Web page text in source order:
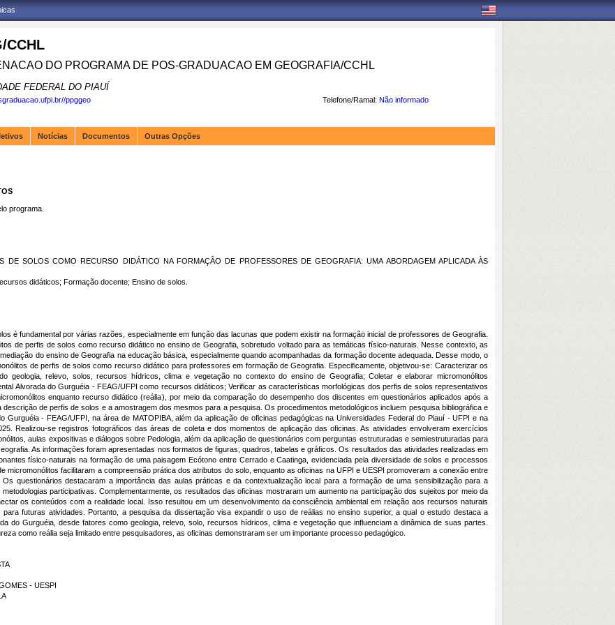
CCHL
DO PROGRAMA DE POS-GRADUACAO EM GEOGRAFIA/CCHL
FEDERAL DO PIAUÍ
Telefone/Ramal: Não informado
ppggeo
Notícias Documentos Outras Opções
programa.
DE SOLOS COMO RECURSO DIDÁTICO NA FORMAÇÃO DE PROFESSORES DE GEOGRAFIA: UMA ABORDAGEM APLICADA ÀS
didáticos; Formação docente; Ensino de solos.
é fundamental por várias razões, especialmente em função das lacunas que podem existir na formação inicial de professores de Geografia.
de perfis de solos como recurso didático no ensino de Geografia, sobretudo voltado para as temáticas físico-naturais. Nesse contexto, as
do ensino de Geografia na educação básica, especialmente quando acompanhadas da formação docente adequada. Desse modo, o
de perfis de solos como recurso didático para professores em formação de Geografia. Especificamente, objetivou-se: Caracterizar os
geologia, relevo, solos, recursos hídricos, clima e vegetação no contexto do ensino de Geografia; Coletar e elaborar micromonólitos
Alvorada do Gurguéia - FEAG/UFPI como recursos didáticos; Verificar as características morfológicas dos perfis de solos representativos
enquanto recurso didático (reália), por meio da comparação do desempenho dos discentes em questionários aplicados após a
de perfis de solos e a amostragem dos mesmos para a pesquisa. Os procedimentos metodológicos incluem pesquisa bibliográfica e
Gurguéia - FEAG/UFPI, na área de MATOPIBA, além da aplicação de oficinas pedagógicas na Universidades Federal do Piauí - UFPI e na
Realizou-se registros fotográficos das áreas de coleta e dos momentos de aplicação das oficinas. As atividades envolveram exercícios
aulas expositivas e diálogos sobre Pedologia, além da aplicação de questionários com perguntas estruturadas e semiestruturadas para
As informações foram apresentadas nos formatos de figuras, quadros, tabelas e gráficos. Os resultados das atividades realizadas em
físico-naturais na formação de uma paisagem Ecótono entre Cerrado e Caatinga, evidenciada pela diversidade de solos e processos
micromonólitos facilitaram a compreensão prática dos atributos do solo, enquanto as oficinas na UFPI e UESPI promoveram a conexão entre
questionários destacaram a importância das aulas práticas e da contextualização local para a formação de uma sensibilização para a
participativas. Complementarmente, os resultados das oficinas mostraram um aumento na participação dos sujeitos por meio da
os conteúdos com a realidade local. Isso resultou em um desenvolvimento da consciência ambiental em relação aos recursos naturais
futuras atividades. Portanto, a pesquisa da dissertação visa expandir o uso de reálias no ensino superior, a qual o estudo destaca a
do Gurguéia, desde fatores como geologia, relevo, solo, recursos hídricos, clima e vegetação que influenciam a dinâmica de suas partes.
como reália seja limitado entre pesquisadores, as oficinas demonstraram ser um importante processo pedagógico.
- UESPI